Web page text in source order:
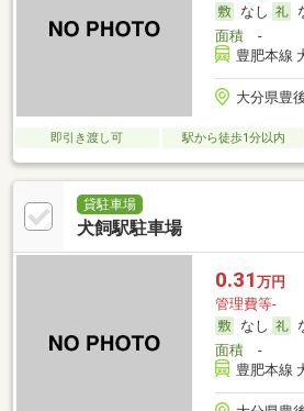
なし
面積-
豊肥本線
大分県豊
即引き渡し可 駅から徒歩1分以内
貸駐車場
犬飼駅駐車場
0.31 万円
管理費等-
なし
面積-
豊肥本線